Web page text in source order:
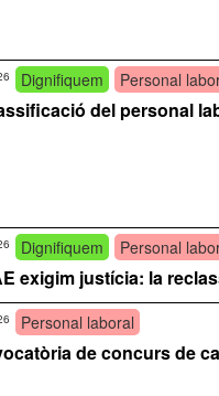
Dignifiquem Personal
del personal
Dignifiquem Personal
exigim justícia: la
Personal laboral
de concurs de